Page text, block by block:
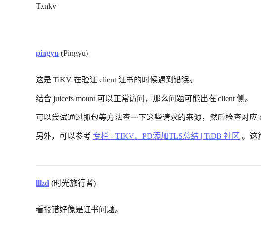
Txnkv
pingyu (Pingyu)
这是 TiKV 在验证 client 证书的时候遇到错误。
结合 juicefs mount 可以正常访问，那么问题可能出在 client 侧。
可以尝试通过抓包等方法查一下这些请求的来源，然后检查对应
另外，可以参考 专栏 - TIKV、PD添加TLS总结 | TiDB 社区 。这
lllzd (时光旅行者)
看报错好像是证书问题。